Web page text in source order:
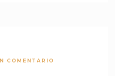
COMENTARIO